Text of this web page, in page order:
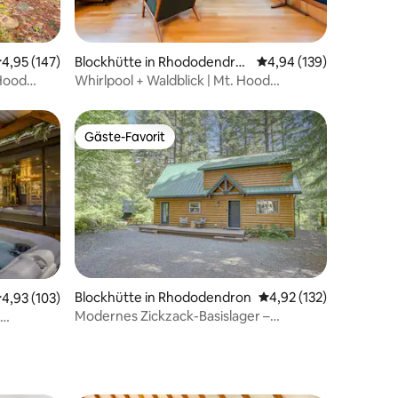
Bewertungen Bewertung: 4,95 von 5, 147 Bewertungen
4,95 (147)
Blockhütte in Rhododendro
n
Durchschnittliche
4,94 (139)
Whirlpool + Waldblick | Mt. Hood
Bewertungen Bewertung: 4,93 von 5, 103 Bewertungen
4,93 (103)
Gäste-Favorit
Gäste-Favorit
Blockhütte in Rhododendron Durchschnittliche
4,92 (132)
Modernes Zickzack-Basislager –